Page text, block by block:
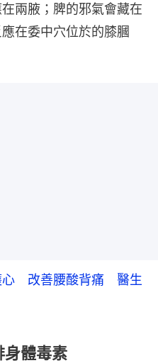
兩腋；脾的邪氣會藏在
在委中穴位於的膝膕
心 改善腰酸背痛 醫生
身體毒素